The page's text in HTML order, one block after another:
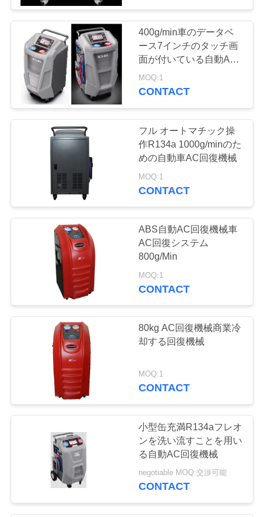
地
PRIVACY
POLICY
400g/min車のデータベ
ース7インチのタッチ画
面が付いている自動AC
回復機械
MOQ:1
CONTACT
フル オートマチック操
作R134a 1000g/minのた
めの自動車AC回復機械
MOQ:1
CONTACT
ABS自動AC回復機械車
AC回復システム
800g/Min
MOQ:1
CONTACT
80kg AC回復機械商業冷
却する回復機械
MOQ:1
CONTACT
小型缶充満R134aフレオ
ンを洗い流すことを用い
る自動AC回復機械
negotiable MOQ:交渉可能
CONTACT